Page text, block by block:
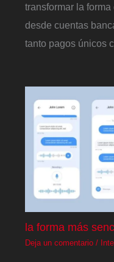
transformar la
desde cuentas
tanto pagos únicos
la forma más
Deja un comentario /